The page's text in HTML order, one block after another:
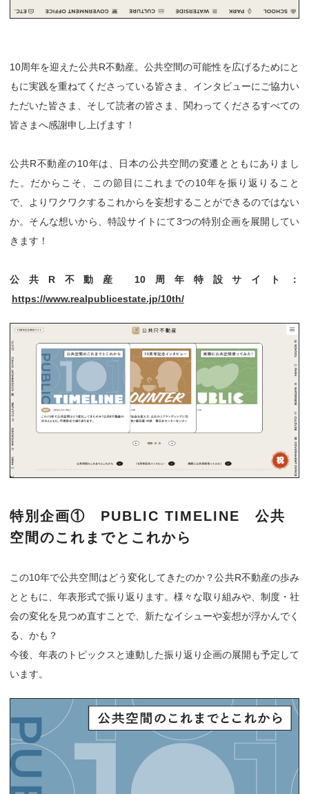
10周年を迎えた公共R不動産。公共空間の可能性を広げるためにと
もに実践を重ねてくださっている皆さま、インタビューにご協力い
ただいた皆さま、そして読者の皆さま、関わってくださるすべての
皆さまへ感謝申し上げます！
公共R不動産の10年は、日本の公共空間の変遷とともにありまし
た。だからこそ、この節目にこれまでの10年を振り返りること
で、よりワクワクするこれからを妄想することができるのではない
か。そんな想いから、特設サイトにて3つの特別企画を展開してい
きます！
公共R不動産 10周年特設サイト：
https://www.realpublicestate.jp/10th/
特別企画① PUBLIC TIMELINE 公共
空間のこれまでとこれから
この10年で公共空間はどう変化してきたのか？公共R不動産の歩み
とともに、年表形式で振り返ります。様々な取り組みや、制度・社
会の変化を見つめ直すことで、新たなイシューや妄想が浮かんでく
る、かも？
今後、年表のトピックスと連動した振り返り企画の展開も予定して
います。